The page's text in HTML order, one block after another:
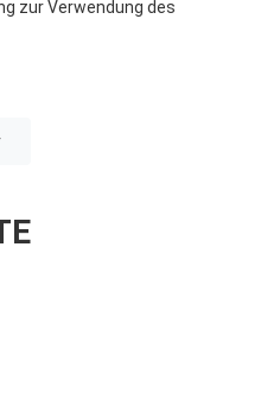
zur Verwendung des